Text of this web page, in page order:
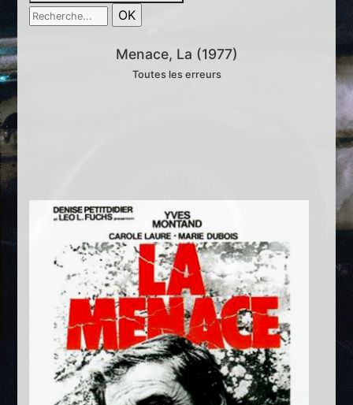
Menace, La (1977)
Toutes les erreurs